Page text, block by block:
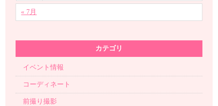
« 7月
カテゴリ
イベント情報
コーディネート
前撮り撮影